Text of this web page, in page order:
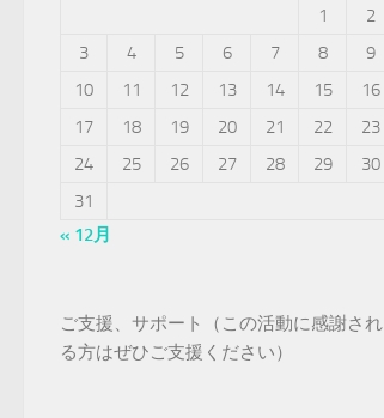
1
2
3
4 5 6 7 8
9
10
11 12 13 14 15
16
17
18 19 20 21 22
23
24
25 26 27 28 29
30
31
« 12月
ご支援、サポート（この活動に感謝され
る方はぜひご支援ください）